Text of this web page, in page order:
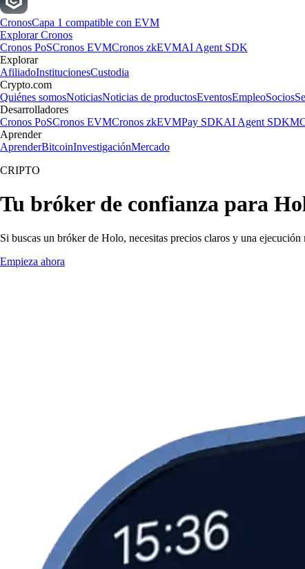
CronosCapa 1 compatible con EVM
Explorar Cronos
Cronos PoSCronos EVMCronos zkEVMAI Agent SDK
Explorar
AfiliadoInstitucionesCustodia
Crypto.com
Quiénes somosNoticiasNoticias de productosEventosEmpleoSocios
Desarrolladores
Cronos PoSCronos EVMCronos zkEVMPay SDKAI Agent SDK
Aprender
AprenderBitcoinInvestigaciónMercado
CRIPTO
Tu bróker de confianza para
Si buscas un bróker de Holo, necesitas precios claros y una
Empieza ahora